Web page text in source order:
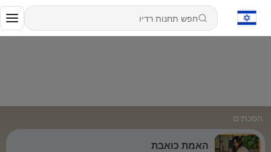
הסכתים
האמת כואבת